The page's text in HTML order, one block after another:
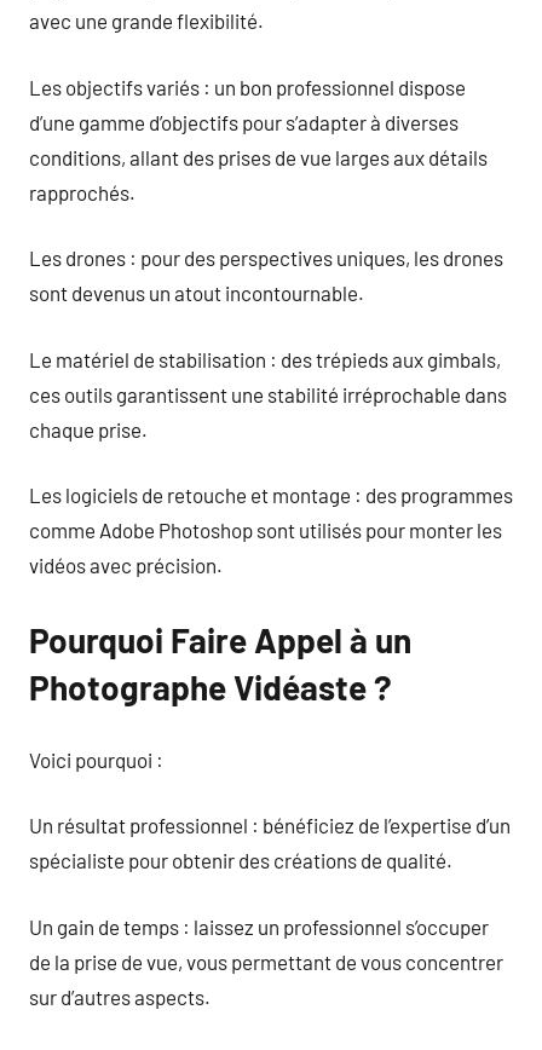
avec une grande flexibilité.
Les objectifs variés : un bon professionnel dispose
d’une gamme d’objectifs pour s’adapter à diverses
conditions, allant des prises de vue larges aux détails
rapprochés.
Les drones : pour des perspectives uniques, les drones
sont devenus un atout incontournable.
Le matériel de stabilisation : des trépieds aux gimbals,
ces outils garantissent une stabilité irréprochable dans
chaque prise.
Les logiciels de retouche et montage : des programmes
comme Adobe Photoshop sont utilisés pour monter les
vidéos avec précision.
Pourquoi Faire Appel à un
Photographe Vidéaste ?
Voici pourquoi :
Un résultat professionnel : bénéficiez de l’expertise d’un
spécialiste pour obtenir des créations de qualité.
Un gain de temps : laissez un professionnel s’occuper
de la prise de vue, vous permettant de vous concentrer
sur d’autres aspects.